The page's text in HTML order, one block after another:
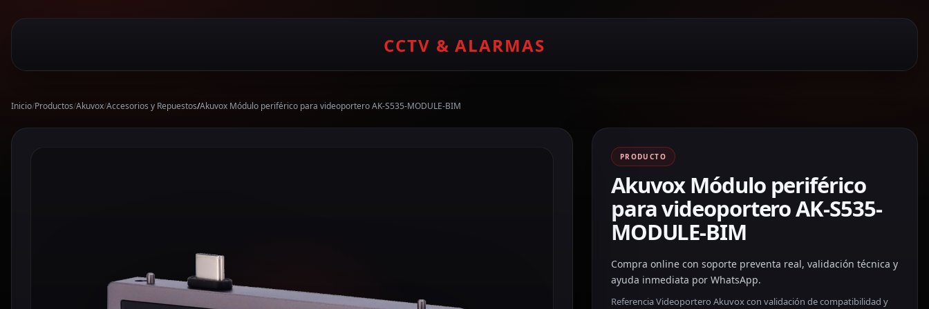
CCTV & ALARMAS
Inicio/Productos/Akuvox/Accesorios y Repuestos/Akuvox Módulo periférico para videoportero AK-S535-MODULE-BIM
PRODUCTO
Akuvox Módulo periférico
para videoportero AK-S535-
MODULE-BIM
Compra online con soporte preventa real, validación técnica y
ayuda inmediata por WhatsApp.
Referencia Videoportero Akuvox con validación de compatibilidad y